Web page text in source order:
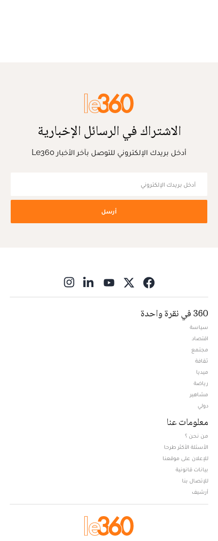
الاشتراك في الرسائل الإخبارية
أدخل بريدك الإلكتروني للتوصل بآخر الأخبار Le360
أرسل
360 في نقرة واحدة
سياسة
اقتصاد
مجتمع
ثقافة
ميديا
رياضة
مشاهير
دولي
معلومات عنا
من نحن ؟
الأسئلة الأكثر طرحا
للإعلان على موقعنا
بيانات قانونية
للإتصال بنا
أرشيف